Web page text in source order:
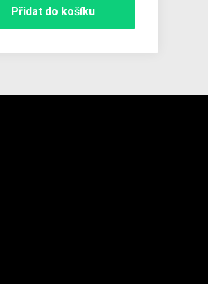
Přidat do košíku